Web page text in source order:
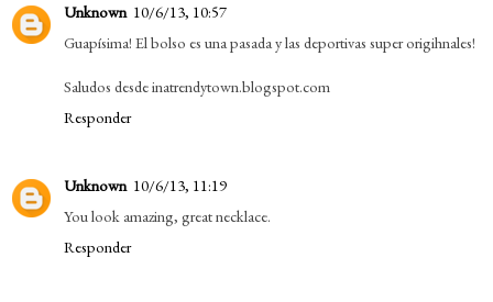
Unknown 10/6/13, 10:57
Guapísima! El bolso es una pasada y las deportivas super origihnales!
Saludos desde inatrendytown.blogspot.com
Responder
Unknown 10/6/13, 11:19
You look amazing, great necklace.
Responder